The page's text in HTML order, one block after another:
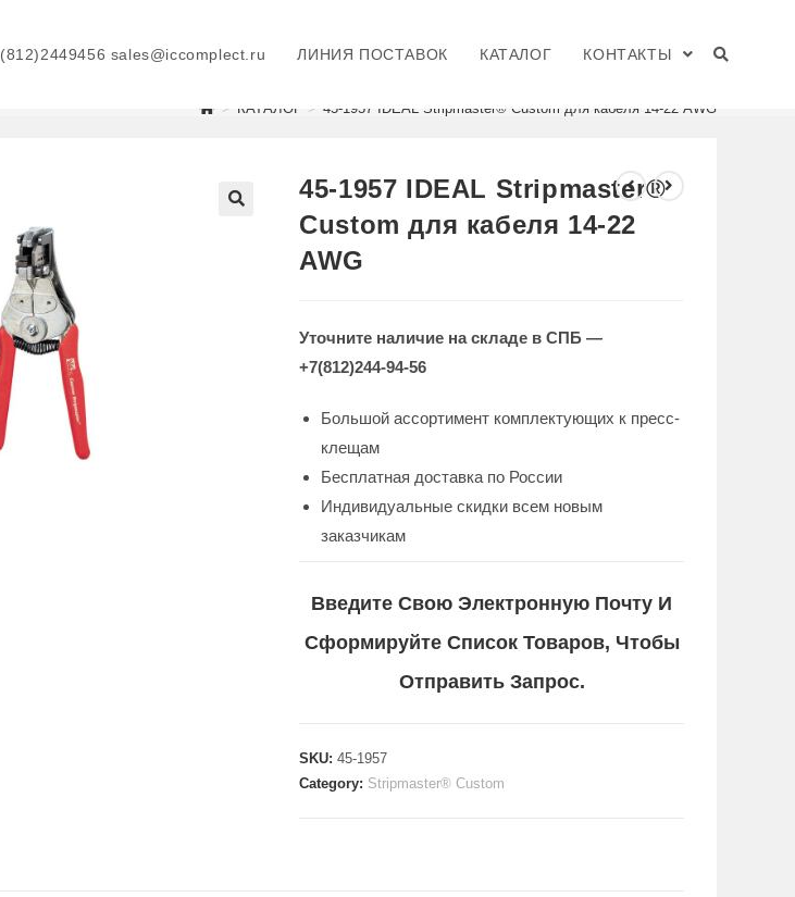
(812)2449456 sales@iccomplect.ru ЛИНИЯ ПОСТАВОК КАТАЛОГ КОНТАКТЫ
> КАТАЛОГ > 45-1957 IDEAL Stripmaster® Custom для кабеля 14-22 AWG
45-1957 IDEAL Stripmaster®
Custom для кабеля 14-22
AWG
Уточните наличие на складе в СПБ —
+7(812)244-94-56
Большой ассортимент комплектующих к пресс-
клещам
Бесплатная доставка по России
Индивидуальные скидки всем новым
заказчикам
Введите Свою Электронную Почту И
Сформируйте Список Товаров, Чтобы
Отправить Запрос.
SKU:45-1957
Category: Stripmaster® Custom